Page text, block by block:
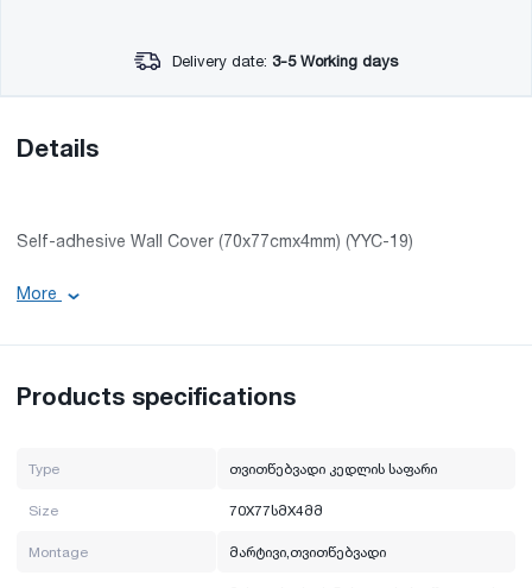
Delivery date: 3-5 Working days
Details
Self-adhesive Wall Cover (70x77cmx4mm) (YYC-19)
Unit of measurement: piece
More
Products specifications
Type თვითწებვადი კედლის საფარი
Size 70X77სმX4მმ
Montage მარტივი,თვითწებვადი